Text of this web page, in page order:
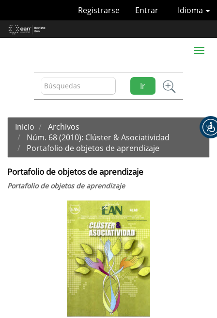
Contenido
principal
Idioma
Registrarse Entrar
Ir
Toggle
Inicio
Archivos
Núm. 68 (2010): Clúster & Asociatividad
Portafolio de objetos de aprendizaje
Portafolio de objetos de aprendizaje
Portafolio de objetos de aprendizaje